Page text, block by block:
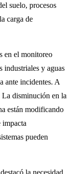
suelo, procesos
carga de
en el monitoreo
industriales y aguas
ante incidentes. A
La disminución en la
están modificando
pueden
la necesidad